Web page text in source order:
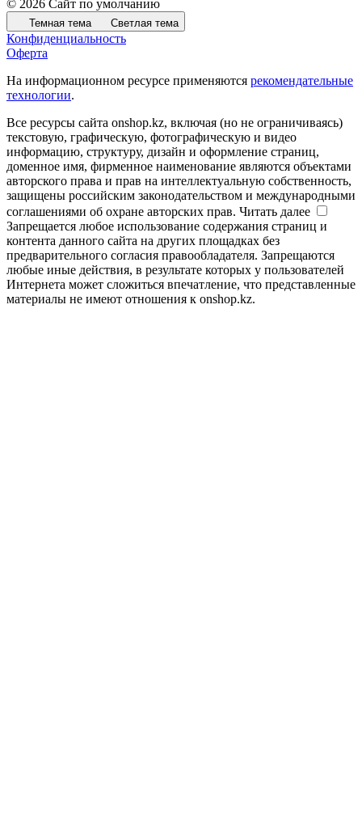
© 2026 Сайт по умолчанию
Темная тема Светлая тема
Конфиденциальность
Оферта
На информационном ресурсе применяются рекомендательные
технологии.
Все ресурсы сайта onshop.kz, включая (но не ограничиваясь)
текстовую, графическую, фотографическую и видео
информацию, структуру, дизайн и оформление страниц,
доменное имя, фирменное наименование являются объектами
авторского права и прав на интеллектуальную собственность,
защищены российским законодательством и международными
соглашениями об охране авторских прав. Читать далее
Запрещается любое использование содержания страниц и
контента данного сайта на других площадках без
предварительного согласия правообладателя. Запрещаются
любые иные действия, в результате которых у пользователей
Интернета может сложиться впечатление, что представленные
материалы не имеют отношения к onshop.kz.